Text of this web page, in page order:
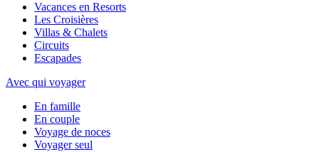
Vacances en Resorts
Les Croisières
Villas & Chalets
Circuits
Escapades
Avec qui voyager
En famille
En couple
Voyage de noces
Voyager seul